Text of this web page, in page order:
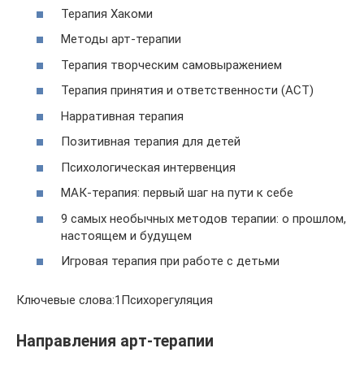
Терапия Хакоми
Методы арт-терапии
Терапия творческим самовыражением
Терапия принятия и ответственности (ACT)
Нарративная терапия
Позитивная терапия для детей
Психологическая интервенция
МАК-терапия: первый шаг на пути к себе
9 самых необычных методов терапии: о прошлом,
настоящем и будущем
Игровая терапия при работе с детьми
Ключевые слова:1Психорегуляция
Направления арт-терапии